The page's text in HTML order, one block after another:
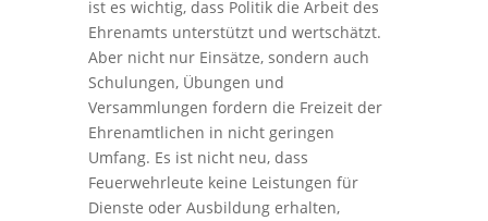
ist es wichtig, dass Politik die Arbeit des
Ehrenamts unterstützt und wertschätzt.
Aber nicht nur Einsätze, sondern auch
Schulungen, Übungen und
Versammlungen fordern die Freizeit der
Ehrenamtlichen in nicht geringen
Umfang. Es ist nicht neu, dass
Feuerwehrleute keine Leistungen für
Dienste oder Ausbildung erhalten,